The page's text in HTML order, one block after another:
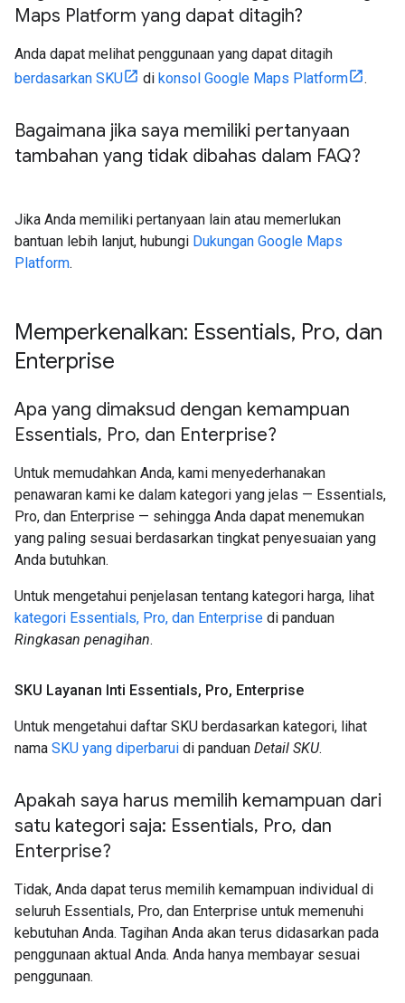
Maps Platform yang dapat ditagih?
Anda dapat melihat penggunaan yang dapat ditagih
berdasarkan SKU
di konsol Google Maps Platform .
Bagaimana jika saya memiliki pertanyaan
tambahan yang tidak dibahas dalam FAQ?
Jika Anda memiliki pertanyaan lain atau memerlukan
bantuan lebih lanjut, hubungi Dukungan Google Maps
Platform.
Memperkenalkan: Essentials, Pro, dan
Enterprise
Apa yang dimaksud dengan kemampuan
Essentials, Pro, dan Enterprise?
Untuk memudahkan Anda, kami menyederhanakan
penawaran kami ke dalam kategori yang jelas — Essentials,
Pro, dan Enterprise — sehingga Anda dapat menemukan
yang paling sesuai berdasarkan tingkat penyesuaian yang
Anda butuhkan.
Untuk mengetahui penjelasan tentang kategori harga, lihat
kategori Essentials, Pro, dan Enterprise di panduan
Ringkasan penagihan.
SKU Layanan Inti Essentials, Pro, Enterprise
Untuk mengetahui daftar SKU berdasarkan kategori, lihat
nama SKU yang diperbarui di panduan Detail SKU.
Apakah saya harus memilih kemampuan dari
satu kategori saja: Essentials, Pro, dan
Enterprise?
Tidak, Anda dapat terus memilih kemampuan individual di
seluruh Essentials, Pro, dan Enterprise untuk memenuhi
kebutuhan Anda. Tagihan Anda akan terus didasarkan pada
penggunaan aktual Anda. Anda hanya membayar sesuai
penggunaan.